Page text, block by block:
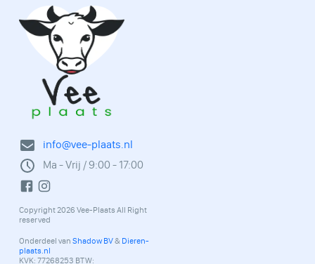
info@vee-plaats.nl
Ma - Vrij / 9:00 - 17:00
Copyright 2026 Vee-Plaats All Right
reserved
Onderdeel van Shadow BV& Dieren-
plaats.nl
KVK: 77268253 BTW: